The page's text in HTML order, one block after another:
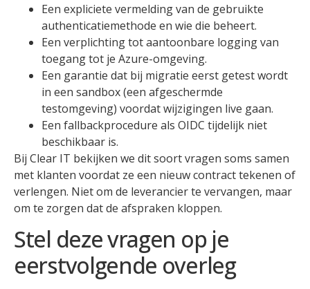
Een expliciete vermelding van de gebruikte
authenticatiemethode en wie die beheert.
Een verplichting tot aantoonbare logging van
toegang tot je Azure-omgeving.
Een garantie dat bij migratie eerst getest wordt
in een sandbox (een afgeschermde
testomgeving) voordat wijzigingen live gaan.
Een fallbackprocedure als OIDC tijdelijk niet
beschikbaar is.
Bij Clear IT bekijken we dit soort vragen soms samen
met klanten voordat ze een nieuw contract tekenen of
verlengen. Niet om de leverancier te vervangen, maar
om te zorgen dat de afspraken kloppen.
Stel deze vragen op je
eerstvolgende overleg